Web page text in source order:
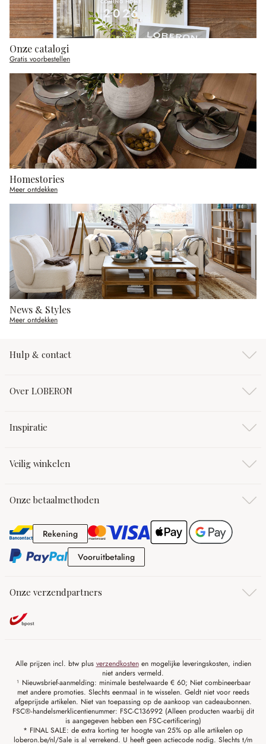
Onze catalogi
Gratis voorbestellen
Homestories
Meer ontdekken
News & Styles
Meer ontdekken
Hulp & contact
Over LOBERON
Inspiratie
Veilig winkelen
Onze betaalmethoden
RekeningRekening
VooruitbetalingVooruitbetaling
Onze verzendpartners
Alle prijzen incl. btw plus verzendkostenen mogelijke leveringskosten, indien
niet anders vermeld.
¹ Nieuwsbrief-aanmelding: minimale bestelwaarde € 60; Niet combineerbaar
met andere promoties. Slechts eenmaal in te wisselen. Geldt niet voor reeds
afgeprijsde artikelen. Niet van toepassing op de aankoop van cadeaubonnen.
FSC®-handelsmerklicentienummer: FSC-C136992 (Alleen producten waarbij dit
is aangegeven hebben een FSC-certificering)
* FINAL SALE: de extra korting ter hoogte van 25% op alle artikelen op
loberon.be/nl/Sale is al verrekend. U heeft geen actiecode nodig. Slechts t/m